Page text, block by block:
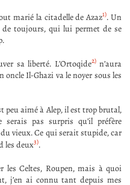
marié la citadelle de Azaz1). Un
de toujours, qui lui permet de se
sa liberté. L’Ortoqide2)n’aura
oncle Il-Ghazi va le noyer sous les
peu aimé à Alep, il est trop brutal,
pas surpris qu’il préfère
vieux. Ce qui serait stupide, car
les deux3).
Celtes, Roupen, mais à quoi
j’en ai connu tant depuis mes